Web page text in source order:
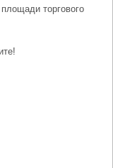
торгового